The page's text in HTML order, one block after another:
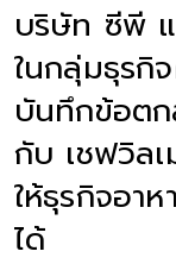
บริษัท ซีพี
ในกลุ่มธุรกิ
บันทึกข้อต
กับ เชฟวิล
ให้ธุรกิจอา
ได้